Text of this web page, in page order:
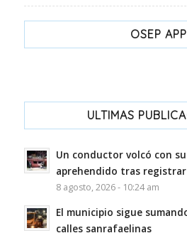
OSEP APP
ULTIMAS
Un conductor volcó con
aprehendido tras
8 agosto, 2026 - 10:24 am
El municipio sigue
calles sanrafaelinas